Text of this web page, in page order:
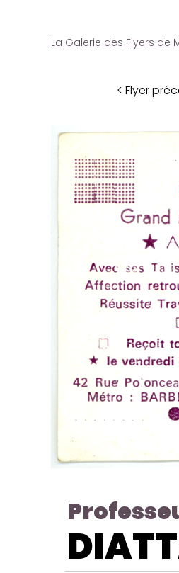
La Galerie des Flyers de
< Flyer